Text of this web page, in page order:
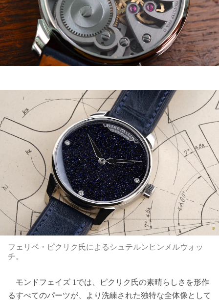
フェリペ・ピクリク氏によるシュテルンヒンメルウォッ
チ。
モンドフェイズ 1では、ピクリク氏の素晴らしさを形作
るすべてのパーツが、より洗練された独特な全体像として